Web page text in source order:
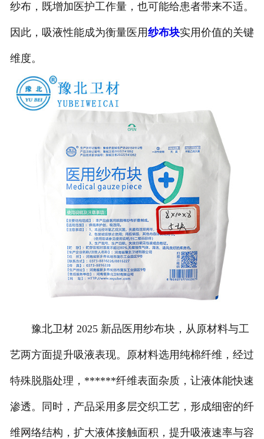
纱布，既增加医护工作量，也可能给患者带来不适。
因此，吸液性能成为衡量医用纱布块实用价值的关键
维度。
豫北卫材 2025 新品医用纱布块，从原材料与工
艺两方面提升吸液表现。原材料选用纯棉纤维，经过
特殊脱脂处理，******纤维表面杂质，让液体能快速
渗透。同时，产品采用多层交织工艺，形成细密的纤
维网络结构，扩大液体接触面积，提升吸液速率与容